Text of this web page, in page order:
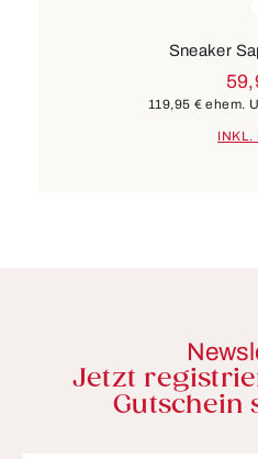
Sneaker
119,95 € ehem.
INKL.
Jetzt
Gutschein